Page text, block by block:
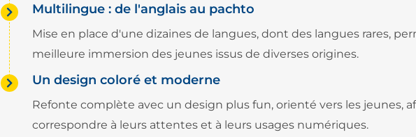
Multilingue : de l'anglais au pachto
Mise en place d'une dizaines de langues, dont des langues rares,
meilleure immersion des jeunes issus de diverses origines.
Un design coloré et moderne
Refonte complète avec un design plus fun, orienté vers les jeunes,
correspondre à leurs attentes et à leurs usages numériques.